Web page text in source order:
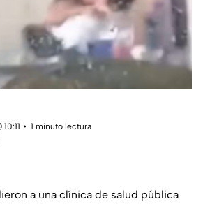
1 minuto lectura
a una clínica de salud pública